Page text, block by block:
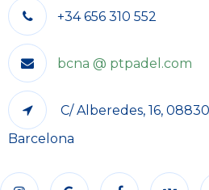
+34 656 310 552
bcna @ ptpadel.com
C/ Alberedes, 16,
Barcelona